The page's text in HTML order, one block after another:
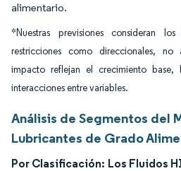
alimentario.
*Nuestras previsiones consideran
restricciones como direccionales, no
impacto reflejan el crecimiento
interacciones entre variables.
Análisis de Segmentos del
Lubricantes de Grado
Por Clasificación: Los Fluidos